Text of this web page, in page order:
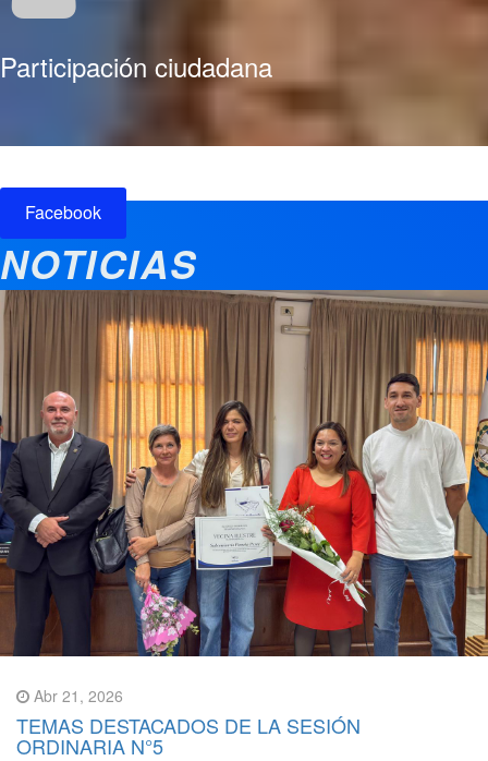
Participación ciudadana
Facebook
NOTICIAS
Abr 21, 2026
TEMAS DESTACADOS DE LA SESIÓN
ORDINARIA N°5